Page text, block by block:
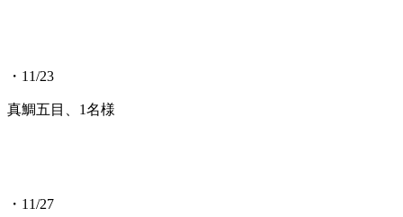
・11/23
真鯛五目、1名様
・11/27